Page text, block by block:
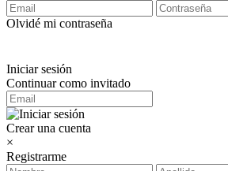
Olvidé mi contraseña
Iniciar sesión
Continuar como invitado
Crear una cuenta
×
Registrarme